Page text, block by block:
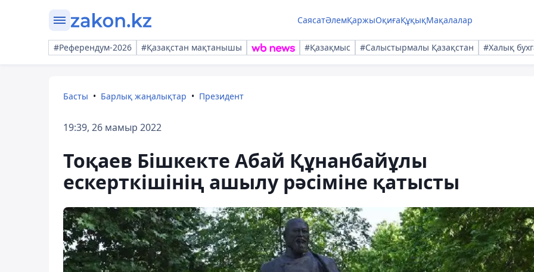
СаясатӘлемҚаржыОқиғаҚұқықМақалалар
#Референдум-2026 #Қазақстан мақтанышы #Қазақмыс #Салыстырмалы Қазақстан #Халық
Басты Барлық жаңалықтар Президент
19:39, 26 мамыр 2022
Тоқаев Бішкекте Абай Құнанбайұлы
ескерткішінің ашылу рәсіміне қатысты